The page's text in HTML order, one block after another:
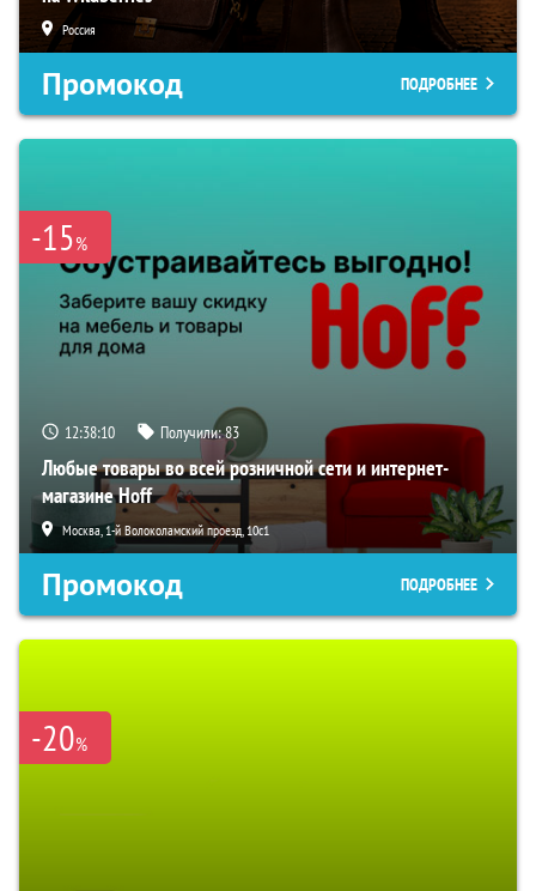
Россия
Промокод ПОДРОБНЕЕ
-15%
12:38:09 Получили:83
Любые товары во всей розничной сети и интернет-
магазине Hoff
Москва, 1-й Волоколамский проезд, 10с1
Промокод ПОДРОБНЕЕ
-20%